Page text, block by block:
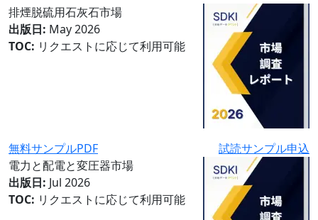
排煙脱硫用石灰石市場
出版日: May 2026
TOC: リクエストに応じて利用可能
無料サンプルPDF
試読サンプル申込
電力と配電と変圧器市場
出版日: Jul 2026
TOC: リクエストに応じて利用可能